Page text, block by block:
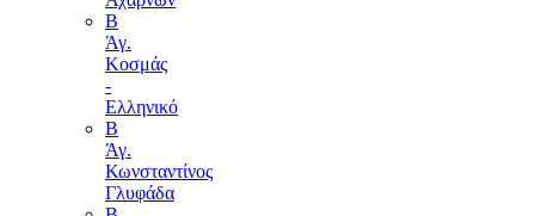
Β
Άγ.
Κοσμάς
-
Ελληνικό
Β
Άγ.
Κωνσταντίνος
Γλυφάδα